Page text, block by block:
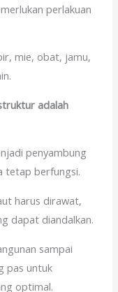
perlakuan
mie, obat, jamu,
adalah
penyambung
tetap berfungsi.
harus dirawat,
dapat diandalkan.
sampai
pas untuk
optimal.